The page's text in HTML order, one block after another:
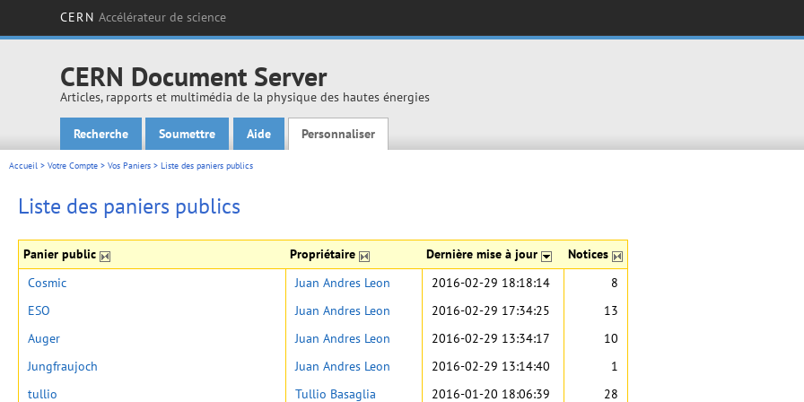
CERN Accélérateur de science
CERN Document Server
Articles, rapports et multimédia de la physique des hautes énergies
Main menu
Recherche Soumettre Aide Personnaliser
Accueil > Votre Compte > Vos Paniers > Liste des paniers publics
Liste des paniers publics
Panier public Propriétaire Dernière mise à jour Notices
Cosmic Juan Andres Leon 2016-02-29 18:18:14
8
ESO
Juan Andres Leon 2016-02-29 17:34:25
13
Auger
Juan Andres Leon 2016-02-29 13:34:17
10
Jungfraujoch
Juan Andres Leon 2016-02-29 13:14:40
1
tullio
Tullio Basaglia 2016-01-20 18:06:39
28